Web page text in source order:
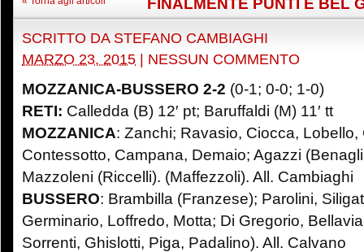
SCRITTO DA STEFANO CAMBIAGHI
MARZO 23, 2015
NESSUN COMMENTO
MOZZANICA-BUSSERO 2-2 (0-1; 0-0; 1-0)
RETI: Calledda (B) 12′ pt; Baruffaldi (M) 11′ tt
MOZZANICA: Zanchi; Ravasio, Ciocca,
Contessotto, Campana, Demaio; Agazzi
Mazzoleni (Riccelli). (Maffezzoli). All. Cambiaghi
BUSSERO: Brambilla (Franzese); Parolini,
Germinario, Loffredo, Motta; Di Gregorio,
Sorrenti, Ghislotti, Piga, Padalino). All. Calvano